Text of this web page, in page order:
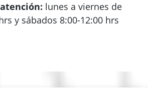
lunes a viernes de
y sábados 8:00-12:00 hrs